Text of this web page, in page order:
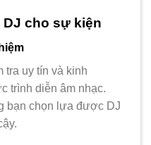
cho sự kiện
tra uy tín và kinh
trình diễn âm nhạc.
bạn chọn lựa được DJ